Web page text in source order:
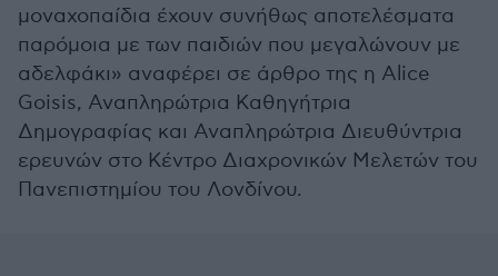
μοναχοπαίδια έχουν συνήθως αποτελέσματα
παρόμοια με των παιδιών που μεγαλώνουν με
αδελφάκι» αναφέρει σε άρθρο της η Alice
Goisis, Αναπληρώτρια Καθηγήτρια
Δημογραφίας και Αναπληρώτρια Διευθύντρια
ερευνών στο Κέντρο Διαχρονικών Μελετών του
Πανεπιστημίου του Λονδίνου.